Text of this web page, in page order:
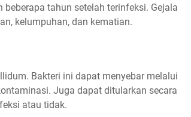
tahun setelah terinfeksi. Gejala
kelumpuhan, dan kematian.
Bakteri ini dapat menyebar melalui
Juga dapat ditularkan secara
atau tidak.